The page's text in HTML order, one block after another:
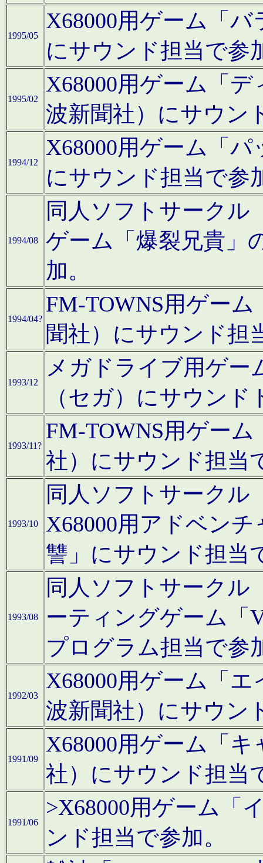
1995/05
X68000用ゲーム「
にサウンド担当で参
1995/02
X68000用ゲーム「
波新聞社）にサウン
1994/12
X68000用ゲーム「
にサウンド担当で参
1994/08
同人ソフトサークル
ゲーム「爆裂兄貴」
加。
1994/04?
FM-TOWNS用ゲー
聞社）にサウンド担
1993/12
メガドライブ用ゲー
（セガ）にサウン
1993/11?
FM-TOWNS用ゲー
社）にサウンド担当
1993/10
同人ソフトサークル
X68000用アドベン
讐」にサウンド担当
1993/08
同人ソフトサークル
ーティングゲーム「
プログラム担当で参
1992/03
X68000用ゲーム「
波新聞社）にサウン
1991/09
X68000用ゲーム「
社）にサウンド担当
1991/06
>X68000用ゲーム「
ンド担当で参加。